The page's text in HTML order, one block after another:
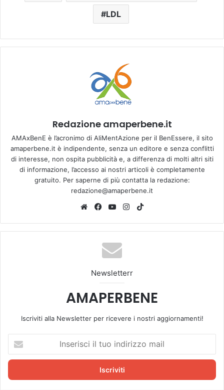
LDL
Redazione amaperbene.it
AMAxBenE è l’acronimo di AliMentAzione per il BenEssere, il sito
amaperbene.it è indipendente, senza un editore e senza conflitti
di interesse, non ospita pubblicità e, a differenza di molti altri siti
di informazione, l’accesso ai nostri articoli è completamente
gratuito. Per saperne di più contatta la redazione:
redazione@amaperbene.it
We
te
Fa
bo
ok
Yo
Tu
be
Ins
ra
k
Newsletterr
AMAPERBENE
Iscriviti alla Newsletter per ricevere i nostri aggiornamenti!
s
r